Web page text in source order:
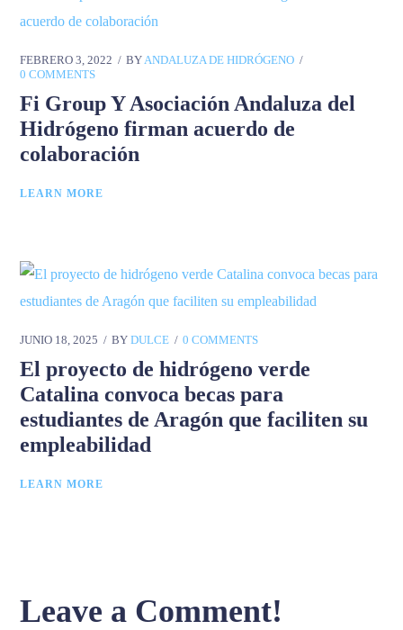
FEBRERO 3, 2022 BYANDALUZA DE HIDRÓGENO
0 COMMENTS
Fi Group Y Asociación Andaluza del
Hidrógeno firman acuerdo de
colaboración
LEARN MORE
JUNIO 18, 2025 BYDULCE 0 COMMENTS
El proyecto de hidrógeno verde
Catalina convoca becas para
estudiantes de Aragón que faciliten su
empleabilidad
LEARN MORE
Leave a Comment!